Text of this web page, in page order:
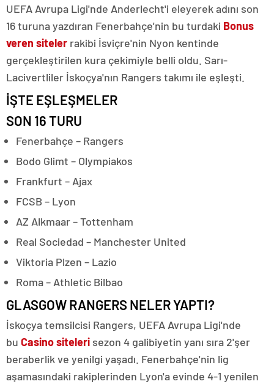
UEFA Avrupa Ligi'nde Anderlecht'i eleyerek adını son
16 turuna yazdıran Fenerbahçe'nin bu turdaki Bonus
veren siteler rakibi İsviçre'nin Nyon kentinde
gerçekleştirilen kura çekimiyle belli oldu. Sarı-
Lacivertliler İskoçya'nın Rangers takımı ile eşleşti.
İŞTE EŞLEŞMELER
SON 16 TURU
Fenerbahçe – Rangers
Bodo Glimt – Olympiakos
Frankfurt – Ajax
FCSB – Lyon
AZ Alkmaar – Tottenham
Real Sociedad – Manchester United
Viktoria Plzen – Lazio
Roma – Athletic Bilbao
GLASGOW RANGERS NELER YAPTI?
İskoçya temsilcisi Rangers, UEFA Avrupa Ligi'nde
bu Casino siteleri sezon 4 galibiyetin yanı sıra 2'şer
beraberlik ve yenilgi yaşadı. Fenerbahçe'nin lig
aşamasındaki rakiplerinden Lyon'a evinde 4-1 yenilen